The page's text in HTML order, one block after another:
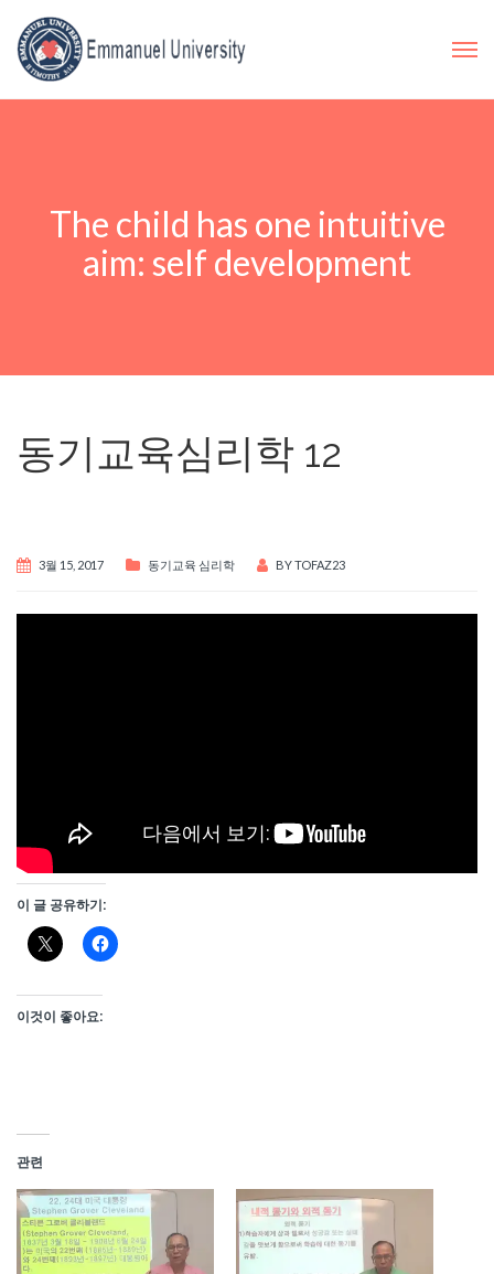
The child has one intuitive
aim: self development
동기교육심리학 12
3월 15, 2017 동기교육 심리학 BYTOFAZ23
이 글 공유하기:
이것이 좋아요:
관련